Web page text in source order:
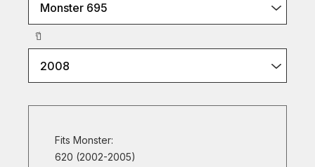
Monster 695
ปี
2008
Fits Monster:
620 (2002-2005)